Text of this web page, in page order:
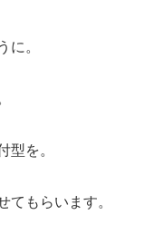
に。
型を。
てもらいます。